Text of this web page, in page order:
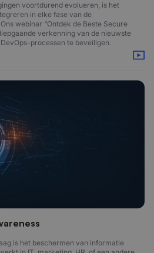
voortdurend evolueren, is het
in elke fase van de
webinar “Ontdek de Beste Secure
verkenning van de nieuwste
processen te beveiligen.
is het beschermen van informatie